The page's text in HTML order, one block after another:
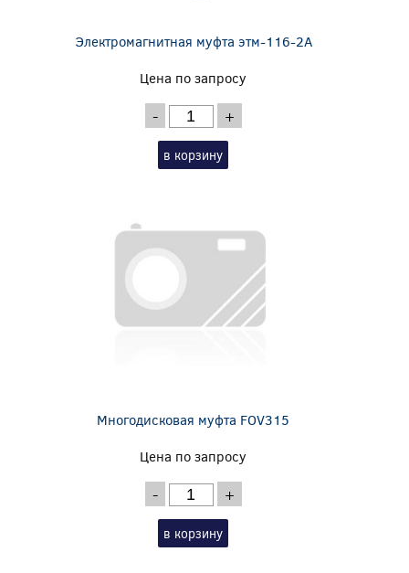
Электромагнитная муфта этм-116-2А
Цена по запросу
- +
в корзину
Многодисковая муфта FOV315
Цена по запросу
- +
в корзину